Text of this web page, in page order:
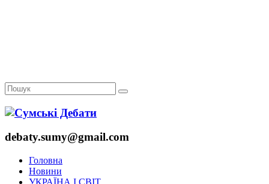
debaty.sumy@gmail.com
Головна
Новини